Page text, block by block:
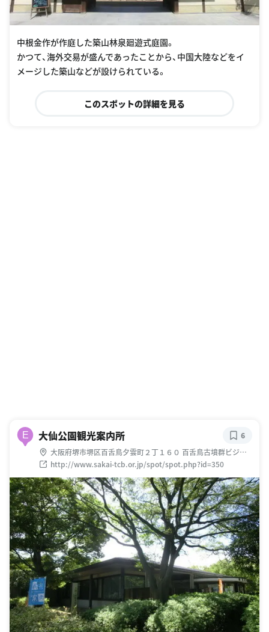
中根金作が作庭した築山林泉廻遊式庭園。
かつて、海外交易が盛んであったことから、中国大陸などをイ
メージした築山などが設けられている。
このスポットの詳細を見る
E 大仙公園観光案内所
大阪府堺市堺区百舌鳥夕雲町２丁１６０ 百舌鳥古墳群ビジタ
ーセンター内
http://www.sakai-tcb.or.jp/spot/spot.php?id=350
6